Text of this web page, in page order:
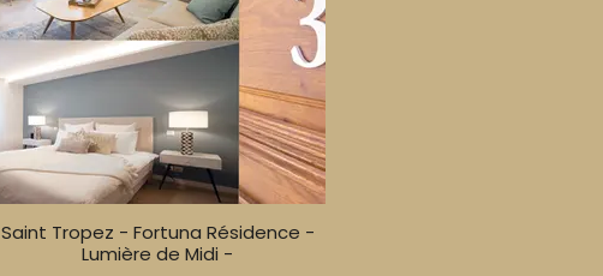
Saint Tropez - Fortuna Résidence -
Lumière de Midi -